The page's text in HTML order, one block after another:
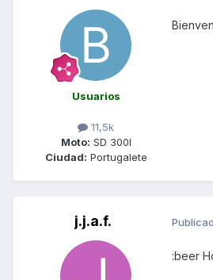
Usuarios
11,5k
Moto: SD 300I
Ciudad: Portugalete
j.j.a.f.
:beer